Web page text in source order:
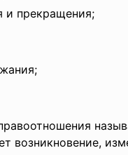
и прекращения;
возникновение,